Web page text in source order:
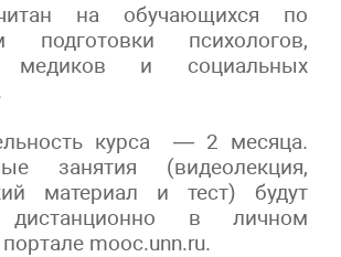
на обучающихся по
подготовки психологов,
медиков и социальных
курса — 2 месяца.
занятия (видеолекция,
материал и тест) будут
дистанционно в личном
mooc.unn.ru.